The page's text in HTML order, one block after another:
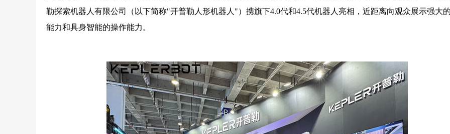
勒探索机器人有限公司（以下简称"开普勒人形机器人"）携旗下4.0代和4.5代机器人亮相，近距离向观众展示强大
能力和具身智能的操作能力。